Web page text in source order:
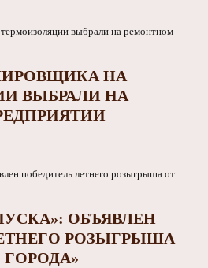
НА
ВЫБРАЛИ НА
ОБЪЯВЛЕН
РОЗЫГРЫША